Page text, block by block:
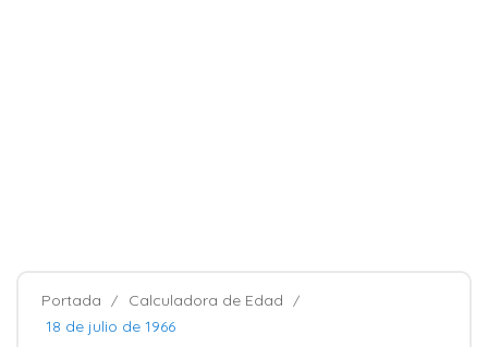
Portada
Calculadora de Edad
18 de julio de 1966